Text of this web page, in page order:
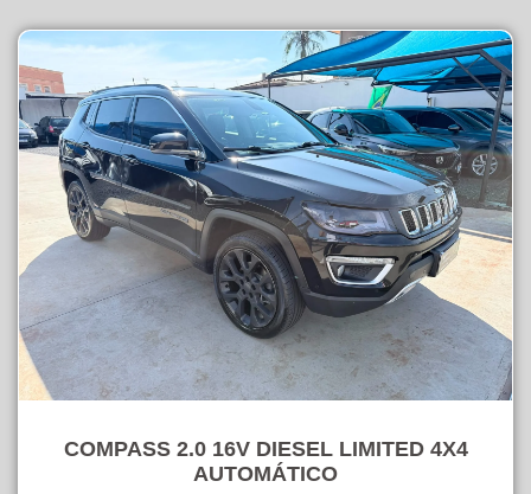
COMPASS 2.0 16V DIESEL LIMITED 4X4
AUTOMÁTICO